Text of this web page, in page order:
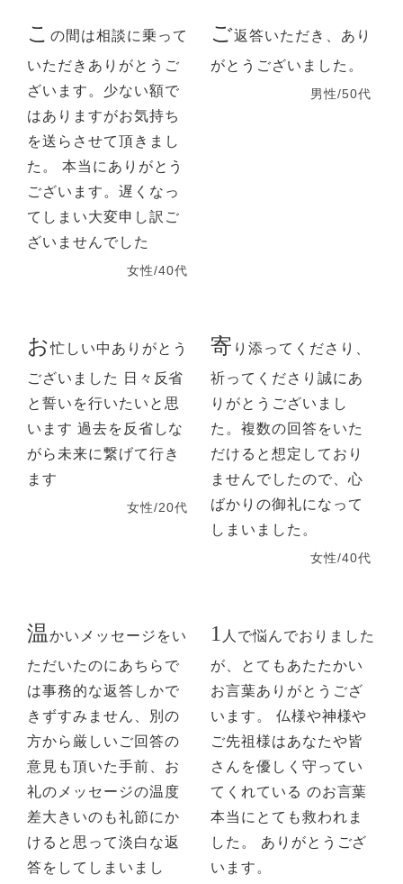
こ の間は相談に乗って
いただきありがとうご
ざいます。少ない額で
はありますがお気持ち
を送らさせて頂きまし
た。 本当にありがとう
ございます。遅くなっ
てしまい大変申し訳ご
ざいませんでした
女性/40代
ご返答いただき、あり
がとうございました。
男性/50代
お忙しい中ありがとう
ございました 日々反省
と誓いを行いたいと思
います 過去を反省しな
がら未来に繋げて行き
ます
女性/20代
寄 り添ってくださり、
祈ってくださり誠にあ
りがとうございまし
た。複数の回答をいた
だけると想定しており
ませんでしたので、心
ばかりの御礼になって
しまいました。
女性/40代
温かいメッセージをい
ただいたのにあちらで
は事務的な返答しかで
きずすみません、別の
方から厳しいご回答の
意見も頂いた手前、お
礼のメッセージの温度
差大きいのも礼節にか
けると思って淡白な返
答をしてしまいまし
1 人で悩んでおりました
が、とてもあたたかい
お言葉ありがとうござ
います。 仏様や神様や
ご先祖様はあなたや皆
さんを優しく守ってい
てくれている のお言葉
本当にとても救われま
した。 ありがとうござ
います。